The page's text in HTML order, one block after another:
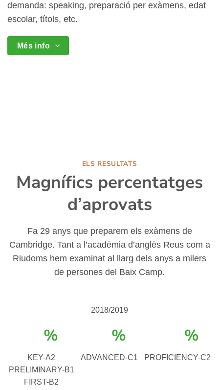
demanda: speaking, preparació per exàmens, edat
escolar, títols, etc.
Més info
ELS RESULTATS
Magnífics percentatges
d’aprovats
Fa 29 anys que preparem els exàmens de
Cambridge. Tant a l’acadèmia d’anglès Reus com a
Riudoms hem examinat al llarg dels anys a milers
de persones del Baix Camp.
2018/2019
%
KEY-A2
PRELIMINARY-B1
FIRST-B2
%
ADVANCED-C1
%
PROFICIENCY-C2